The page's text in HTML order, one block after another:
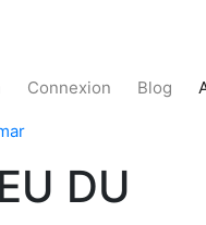
Connexion Blog
DU